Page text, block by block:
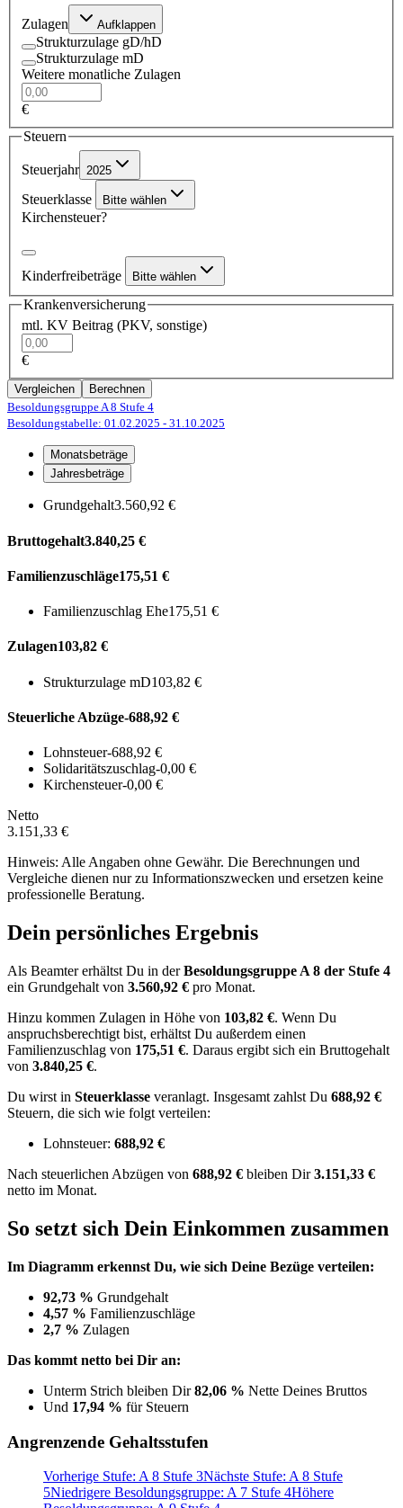
Zulagen Aufklappen
Strukturzulage gD/hD
Strukturzulage mD
Weitere monatliche Zulagen
€
Steuern
Steuerjahr 2025
Steuerklasse Bitte wählen
Kirchensteuer?
Kinderfreibeträge Bitte wählen
Krankenversicherung
mtl. KV Beitrag (PKV, sonstige)
€
Vergleichen
Berechnen
Besoldungsgruppe A 8 Stufe 4
Besoldungstabelle: 01.02.2025 - 31.10.2025
Monatsbeträge
Jahresbeträge
Grundgehalt3.560,92 €
Bruttogehalt3.840,25 €
Familienzuschläge175,51 €
Familienzuschlag Ehe175,51 €
Zulagen103,82 €
Strukturzulage mD103,82 €
Steuerliche Abzüge-688,92 €
Lohnsteuer-688,92 €
Solidaritätszuschlag-0,00 €
Kirchensteuer-0,00 €
Netto
3.151,33 €
Hinweis: Alle Angaben ohne Gewähr. Die Berechnungen und
Vergleiche dienen nur zu Informationszwecken und ersetzen keine
professionelle Beratung.
Dein persönliches Ergebnis
Als Beamter erhältst Du in derBesoldungsgruppe A 8 der Stufe 4
ein Grundgehalt von 3.560,92 € pro Monat.
Hinzu kommen Zulagen in Höhe von 103,82 €. Wenn Du
anspruchsberechtigt bist, erhältst Du außerdem einen
Familienzuschlag von 175,51 €. Daraus ergibt sich ein Bruttogehalt
von 3.840,25 €.
Du wirst in Steuerklasse veranlagt. Insgesamt zahlst Du 688,92 €
Steuern, die sich wie folgt verteilen:
Lohnsteuer: 688,92 €
Nach steuerlichen Abzügen von 688,92 € bleiben Dir3.151,33 €
netto im Monat.
So setzt sich Dein Einkommen zusammen
Im Diagramm erkennst Du, wie sich Deine Bezüge verteilen:
92,73 % Grundgehalt
4,57 % Familienzuschläge
2,7 % Zulagen
Das kommt netto bei Dir an:
Unterm Strich bleiben Dir82,06 % Nette Deines Bruttos
Und 17,94 % für Steuern
Angrenzende Gehaltsstufen
Vorherige Stufe: A 8 Stufe 3Nächste Stufe: A 8 Stufe
5Niedrigere Besoldungsgruppe: A 7 Stufe 4Höhere